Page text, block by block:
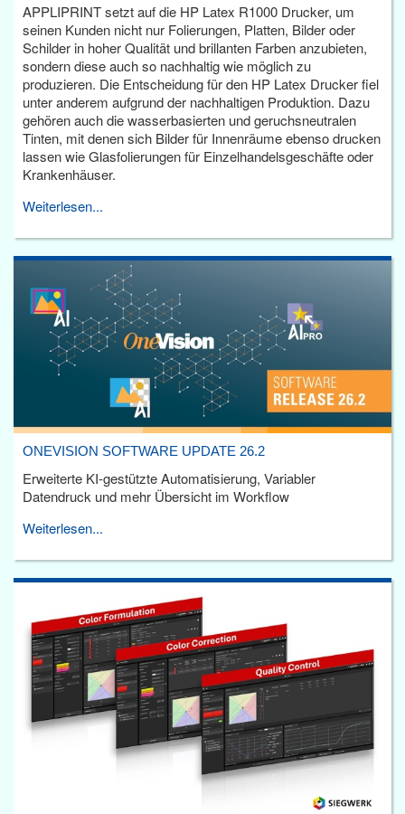
APPLIPRINT setzt auf die HP Latex R1000 Drucker, um
seinen Kunden nicht nur Folierungen, Platten, Bilder oder
Schilder in hoher Qualität und brillanten Farben anzubieten,
sondern diese auch so nachhaltig wie möglich zu
produzieren. Die Entscheidung für den HP Latex Drucker fiel
unter anderem aufgrund der nachhaltigen Produktion. Dazu
gehören auch die wasserbasierten und geruchsneutralen
Tinten, mit denen sich Bilder für Innenräume ebenso drucken
lassen wie Glasfolierungen für Einzelhandelsgeschäfte oder
Krankenhäuser.
Weiterlesen...
ONEVISION SOFTWARE UPDATE 26.2
Erweiterte KI-gestützte Automatisierung, Variabler
Datendruck und mehr Übersicht im Workflow
Weiterlesen...